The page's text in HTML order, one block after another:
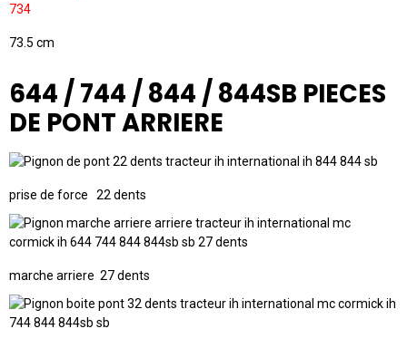
73.5 cm
644 / 744 / 844 / 844SB PIECES
DE PONT ARRIERE
prise de force 22 dents
marche arriere 27 dents